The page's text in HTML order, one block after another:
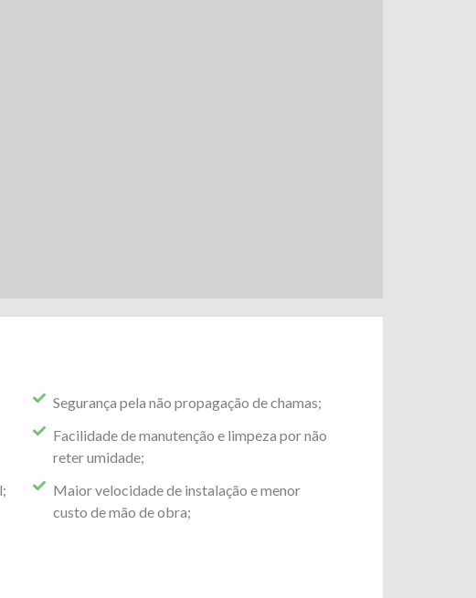
Segurança pela não propagação de chamas;
Facilidade de manutenção e limpeza por não
reter umidade;
Maior velocidade de instalação e menor
custo de mão de obra;